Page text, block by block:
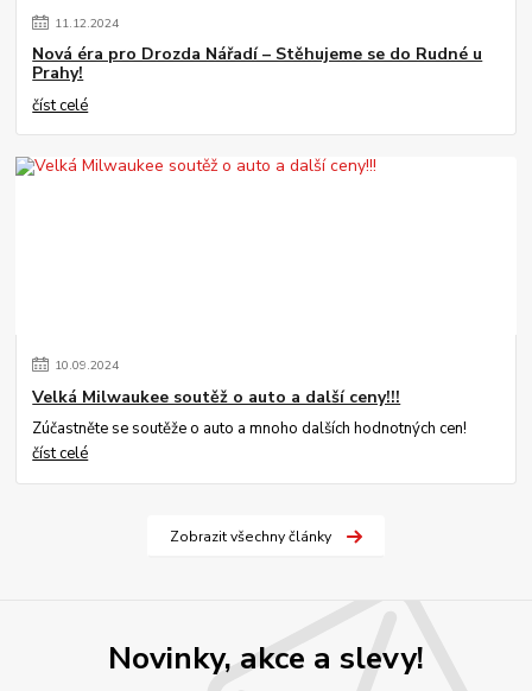
11.12.2024
Nová éra pro Drozda Nářadí – Stěhujeme se do Rudné u
Prahy!
číst celé
10.09.2024
Velká Milwaukee soutěž o auto a další ceny!!!
Zúčastněte se soutěže o auto a mnoho dalších hodnotných cen!
číst celé
Zobrazit všechny články
Novinky, akce a slevy!